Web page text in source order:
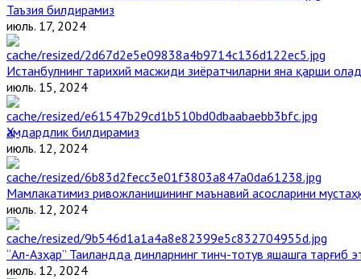
Таъзия билдирамиз
июль. 17, 2024
Истанбулнинг тарихий масжиди зиёратчиларни яна қарши
июль. 15, 2024
Ҳамдардлик билдирамиз
июль. 12, 2024
Мамлакатимиз ривожланишининг маънавий асосларини
июль. 12, 2024
“Ал-Азҳар” Таиландда динларнинг тинч-тотув яшашга тарғиб
июль. 12, 2024